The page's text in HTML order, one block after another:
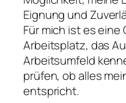
Eignung und
Für mich ist es eine
Arbeitsplatz, das
Arbeitsumfeld
prüfen, ob alles
entspricht.